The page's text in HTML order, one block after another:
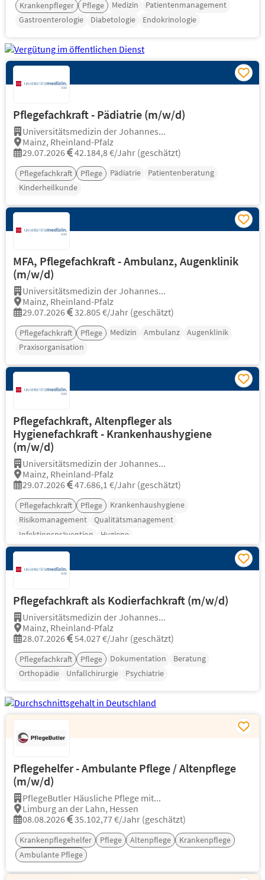
Krankenpfleger Pflege Medizin
Patientenmanagement
Gastroenterologie
Diabetologie Endokrinologie
Pflegefachkraft - Pädiatrie (m/w/d)
Universitätsmedizin der Johannes...
Mainz, Rheinland-Pfalz
29.07.2026
42.184,8 €/Jahr (geschätzt)
Pflegefachkraft Pflege Pädiatrie
Patientenberatung
Kinderheilkunde
MFA, Pflegefachkraft - Ambulanz, Augenklinik
(m/w/d)
Universitätsmedizin der Johannes...
Mainz, Rheinland-Pfalz
29.07.2026
32.805 €/Jahr (geschätzt)
Pflegefachkraft Pflege Medizin Ambulanz
Augenklinik
Praxisorganisation
Pflegefachkraft, Altenpfleger als
Hygienefachkraft - Krankenhaushygiene
(m/w/d)
Universitätsmedizin der Johannes...
Mainz, Rheinland-Pfalz
29.07.2026
47.686,1 €/Jahr (geschätzt)
Pflegefachkraft Pflege
Krankenhaushygiene
Risikomanagement
Qualitätsmanagement
Infektionsprävention
Hygiene
Pflegefachkraft als Kodierfachkraft (m/w/d)
Universitätsmedizin der Johannes...
Mainz, Rheinland-Pfalz
28.07.2026
54.027 €/Jahr (geschätzt)
Pflegefachkraft Pflege Dokumentation
Beratung
Orthopädie
Unfallchirurgie Psychiatrie
Pflegehelfer - Ambulante Pflege / Altenpflege
(m/w/d)
PflegeButler Häusliche Pflege mit...
Limburg an der Lahn, Hessen
08.08.2026
35.102,77 €/Jahr (geschätzt)
Krankenpflegehelfer Pflege Altenpflege
Krankenpflege
Ambulante Pflege